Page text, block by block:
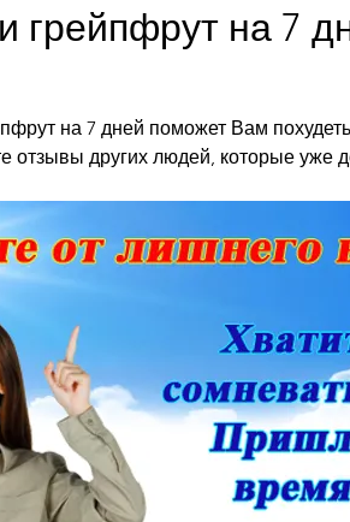
грейпфрут на 7
на 7 дней поможет Вам
отзывы других людей, которые уже